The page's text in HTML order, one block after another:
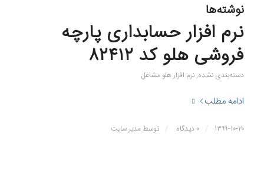
نوشته‌ها
نرم افزار حسابداری پارچه
فروشی هلو کد ۸۲۴۱۲
دسته‌بندی نشده,نرم افزار هلو مشاغل
ادامه مطلب
۱۳۹۹-۱۰-۲۰ / ۰ دیدگاه / توسط مدیر سایت